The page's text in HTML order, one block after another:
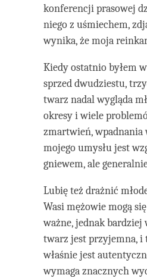
konferencji prasowej
niego z uśmiechem,
wynika, że moja
Kiedy ostatnio byłem
sprzed dwudziestu,
twarz nadal wygląda
okresy i wiele
zmartwień, wpadnania
mojego umysłu jest
gniewem, ale
Lubię też drażnić
Wasi mężowie mogą
ważne, jednak
twarz jest przyjemna, i
właśnie jest
wymaga znacznych